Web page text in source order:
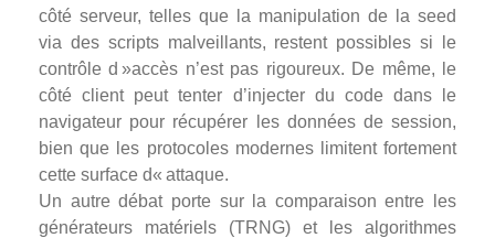
côté serveur, telles que la manipulation de la seed
via des scripts malveillants, restent possibles si le
contrôle d »accès n’est pas rigoureux. De même, le
côté client peut tenter d’injecter du code dans le
navigateur pour récupérer les données de session,
bien que les protocoles modernes limitent fortement
cette surface d« attaque.
Un autre débat porte sur la comparaison entre les
générateurs matériels (TRNG) et les algorithmes